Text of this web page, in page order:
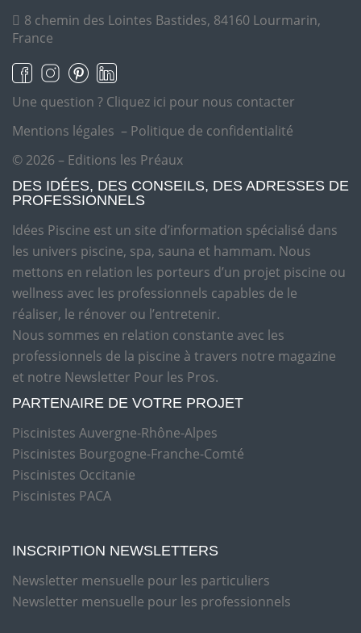
8 chemin des Lointes Bastides, 84160 Lourmarin,
France
Une question ? Cliquez ici pour nous contacter
Mentions légales – Politique de confidentialité
© 2026 – Editions les Préaux
DES IDÉES, DES CONSEILS, DES ADRESSES DE
PROFESSIONNELS
Idées Piscine est un site d’information spécialisé dans
les univers piscine, spa, sauna et hammam. Nous
mettons en relation les porteurs d’un projet piscine ou
wellness avec les professionnels capables de le
réaliser, le rénover ou l’entretenir.
Nous sommes en relation constante avec les
professionnels de la piscine à travers notre magazine
et notre Newsletter Pour les Pros.
PARTENAIRE DE VOTRE PROJET
Piscinistes Auvergne-Rhône-Alpes
Piscinistes Bourgogne-Franche-Comté
Piscinistes Occitanie
Piscinistes PACA
INSCRIPTION NEWSLETTERS
Newsletter mensuelle pour les particuliers
Newsletter mensuelle pour les professionnels